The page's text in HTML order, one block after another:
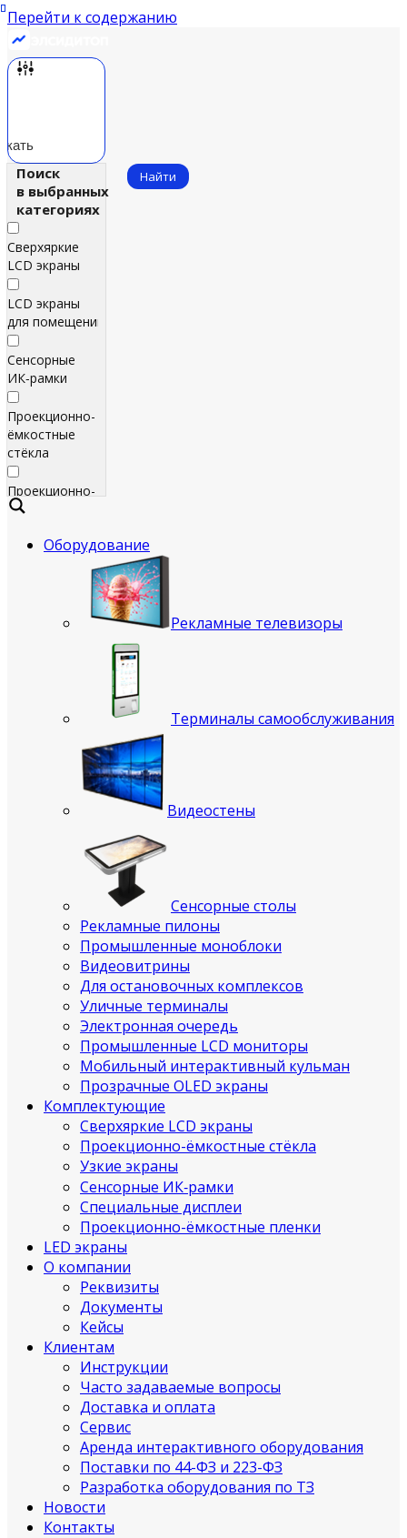
Перейти к содержанию
Поиск
в выбранных
категориях
Сверхяркие
LCD экраны
LCD экраны
для помещений
Сенсорные
ИК‑рамки
Проекционно-
ёмкостные
стёкла
Проекционно-
ёмкостные
Найти
Оборудование
Рекламные телевизоры
Терминалы самообслуживания
Видеостены
Сенсорные столы
Рекламные пилоны
Промышленные моноблоки
Видеовитрины
Для остановочных комплексов
Уличные терминалы
Электронная очередь
Промышленные LCD мониторы
Мобильный интерактивный кульман
Прозрачные OLED экраны
Комплектующие
Сверхяркие LCD экраны
Проекционно-ёмкостные стёкла
Узкие экраны
Сенсорные ИК‑рамки
Специальные дисплеи
Проекционно-ёмкостные пленки
LED экраны
О компании
Реквизиты
Документы
Кейсы
Клиентам
Инструкции
Часто задаваемые вопросы
Доставка и оплата
Сервис
Аренда интерактивного оборудования
Поставки по 44-ФЗ и 223-ФЗ
Разработка оборудования по ТЗ
Новости
Контакты